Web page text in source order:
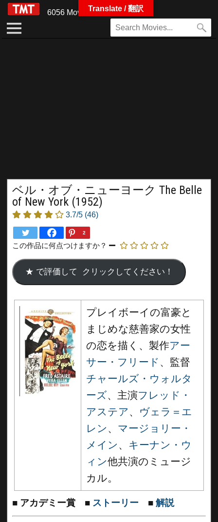
6056 Movies
ベル・オブ・ニューヨーク The Belle
of New York (1952)
3.7/5 (46)
2
この作品に何点つけますか？
プレイボーイの富豪と
まじめな慈善家の女性
の恋を描く、製作アー
サー・フリード 、監督
チャールズ・ウォルタ
ーズ、主演フレッド・
アステア、 ヴェラ＝エ
レン 、 マージョリー・
メイン 、 キーナン・ウ
ィン他共演のミュージ
カル。
■ アカデミー賞 ■ ストーリー ■ 解説
Translate / 翻訳